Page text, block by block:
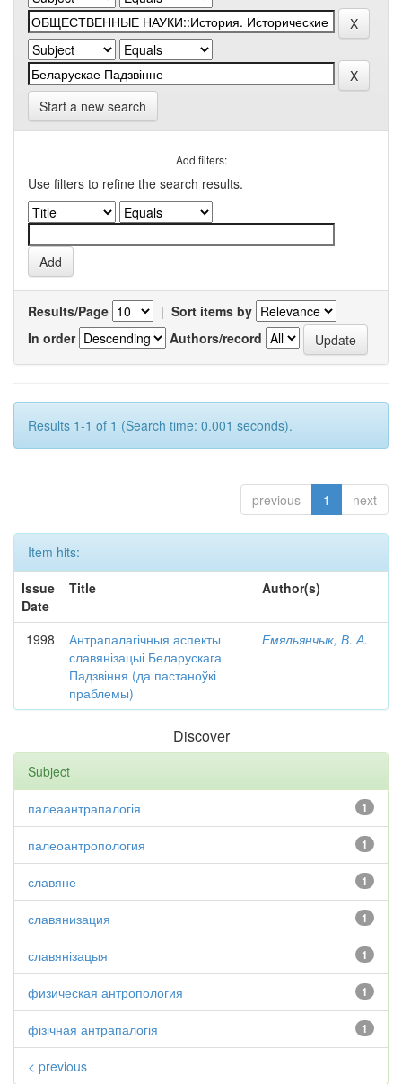
Start a new search
Add filters:
Use filters to refine the search results.
Results/Page | Sort items by
In order
Authors/record
Results 1-1 of 1 (Search time: 0.001 seconds).
previous 1 next
Item hits:
Issue
Date
Title Author(s)
1998
Антрапалагічныя аспекты
славянізацыі Беларускага
Падзвіння (да пастаноўкі
праблемы)
Емяльянчык, В. А.
Discover
Subject
1
палеаантрапалогія
1
палеоантропология
1
славяне
1
славянизация
1
славянізацыя
1
физическая антропология
1
фізічная антрапалогія
< previous